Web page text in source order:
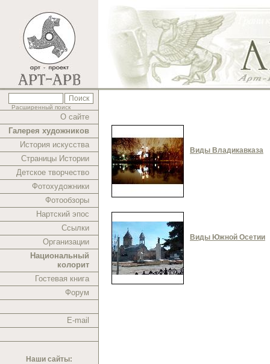
Расширенный поиск
О сайте
Галерея художников
История искусства
Страницы Истории
Детское творчество
Фотохудожники
Фотообзоры
Нартский эпос
Ссылки
Организации
Национальный
колорит
Гостевая книга
Форум
E-mail
Наши сайты:
Виды Владикавказа
Виды Южной Осетии